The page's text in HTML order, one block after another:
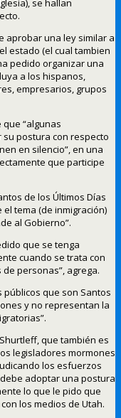
se hallan
aprobar una ley similar a
estado (el cual tambien
pedido organizar una
a los hispanos,
empresarios, grupos
“algunas
postura con respecto
en silencio”, en una
que participe
de los Últimos Días
tema (de inmigración)
al Gobierno”.
que se tenga
cuando se trata con
personas”, agrega.
públicos que son Santos
y no representan la
que también es
legisladores mormones
los esfuerzos
adoptar una postura
lo que le pido que
los medios de Utah.